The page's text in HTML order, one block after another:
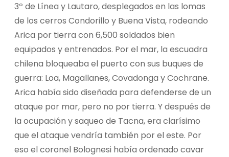
3º de Línea y Lautaro, desplegados en las lomas
de los cerros Condorillo y Buena Vista, rodeando
Arica por tierra con 6,500 soldados bien
equipados y entrenados. Por el mar, la escuadra
chilena bloqueaba el puerto con sus buques de
guerra: Loa, Magallanes, Covadonga y Cochrane.
Arica había sido diseñada para defenderse de un
ataque por mar, pero no por tierra. Y después de
la ocupación y saqueo de Tacna, era clarísimo
que el ataque vendría también por el este. Por
eso el coronel Bolognesi había ordenado cavar